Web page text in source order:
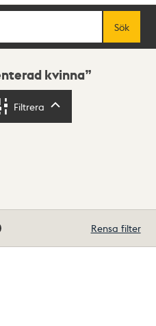
Sök
kvinna
Filtrera
Rensa filter